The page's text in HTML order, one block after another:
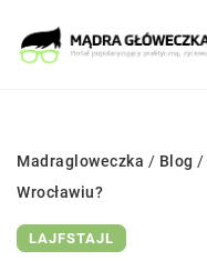
Madragloweczka / Blog /
Wrocławiu?
LAJFSTAJL